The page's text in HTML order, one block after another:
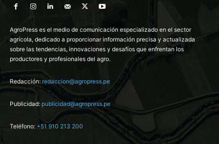
AgroPress es el medio de comunicación especializado en el sector
agrícola, dedicado a proporcionar información precisa y actualizada
sobre las tendencias, innovaciones y desafíos que enfrentan los
productores y profesionales del agro.
Redacción:redaccion@agropress.pe
Publicidad: publicidad@agropress.pe
Teléfono:+51 910 213 200